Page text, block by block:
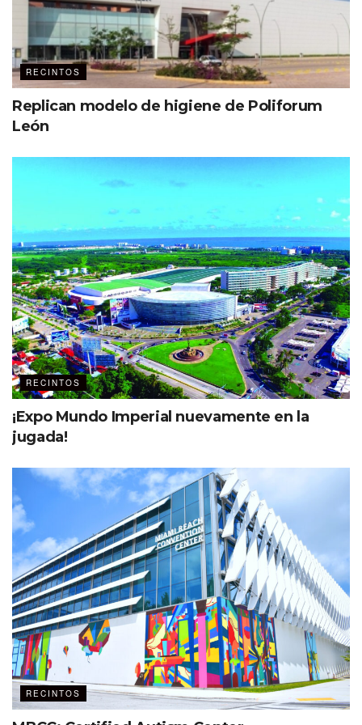
Etiquetas: Cacha Centro Citibanamex
RECINTOS
Replican modelo de higiene de Poliforum
León
RECINTOS
¡Expo Mundo Imperial nuevamente en la
jugada!
RECINTOS